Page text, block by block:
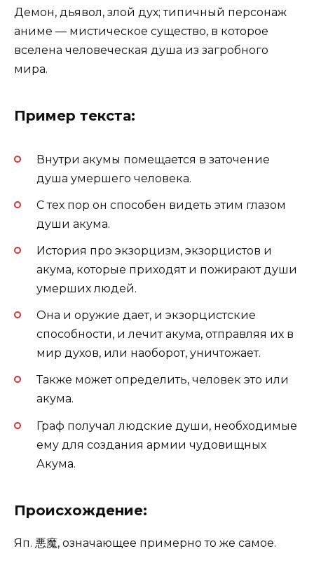
Демон, дьявол, злой дух; типичный персонаж
аниме — мистическое существо, в которое
вселена человеческая душа из загробного
мира.
Пример текста:
Внутри акумы помещается в заточение
душа умершего человека.
С тех пор он способен видеть этим глазом
души акума.
История про экзорцизм, экзорцистов и
акума, которые приходят и пожирают души
умерших людей.
Она и оружие дает, и экзорцистские
способности, и лечит акума, отправляя их в
мир духов, или наоборот, уничтожает.
Также может определить, человек это или
акума.
Граф получал людские души, необходимые
ему для создания армии чудовищных
Акума.
Происхождение:
Яп. 悪魔, означающее примерно то же самое.